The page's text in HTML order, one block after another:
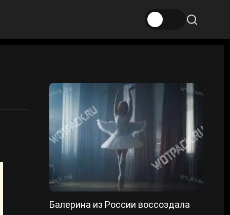
Балерина из России воссоздала